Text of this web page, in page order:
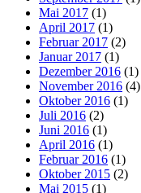
Mai 2017 (1)
April 2017 (1)
Februar 2017 (2)
Januar 2017 (1)
Dezember 2016 (1)
November 2016 (4)
Oktober 2016 (1)
Juli 2016 (2)
Juni 2016 (1)
April 2016 (1)
Februar 2016 (1)
Oktober 2015 (2)
Mai 2015 (1)